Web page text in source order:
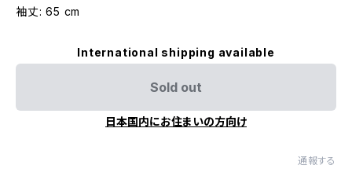
袖丈: 65 cm
International shipping available
Sold out
日本国内にお住まいの方向け
通報する